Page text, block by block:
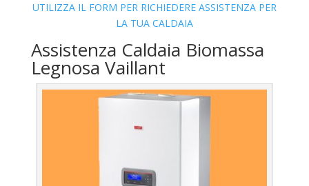
UTILIZZA IL FORM PER RICHIEDERE ASSISTENZA PER
LA TUA CALDAIA
Assistenza Caldaia Biomassa
Legnosa Vaillant